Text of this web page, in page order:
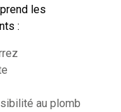
les
:
au plomb